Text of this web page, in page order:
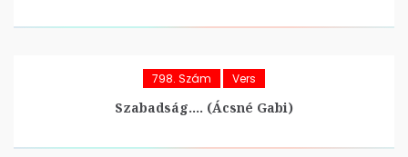
798. Szám Vers
Szabadság…. (Ácsné Gabi)